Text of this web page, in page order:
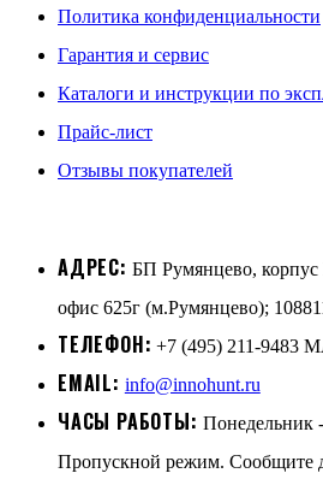
Политика конфиденциальности
Гарантия и сервис
Каталоги и инструкции по
Прайс-лист
Отзывы покупателей
АДРЕС: БП Румянцево, корпус
офис 625г (м.Румянцево);
ТЕЛЕФОН: +7 (495) 211-9483
EMAIL: info@innohunt.ru
ЧАСЫ РАБОТЫ: Понедельник
Пропускной режим. Сообщите